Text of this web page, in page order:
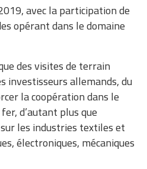
avec la participation de
opérant dans le domaine
des visites de terrain
investisseurs allemands, du
la coopération dans le
d’autant plus que
les industries textiles et
électroniques, mécaniques